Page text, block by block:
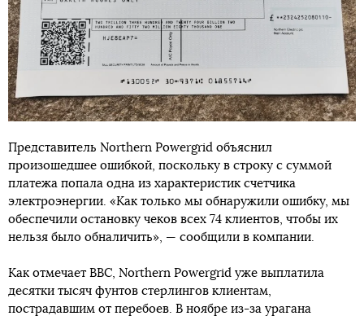
Представитель Northern Powergrid объяснил
произошедшее ошибкой, поскольку в строку с суммой
платежа попала одна из характеристик счетчика
электроэнергии. «Как только мы обнаружили ошибку, мы
обеспечили остановку чеков всех 74 клиентов, чтобы их
нельзя было обналичить», — сообщили в компании.
Как отмечает BBC, Northern Powergrid уже выплатила
десятки тысяч фунтов стерлингов клиентам,
пострадавшим от перебоев. В ноябре из-за урагана